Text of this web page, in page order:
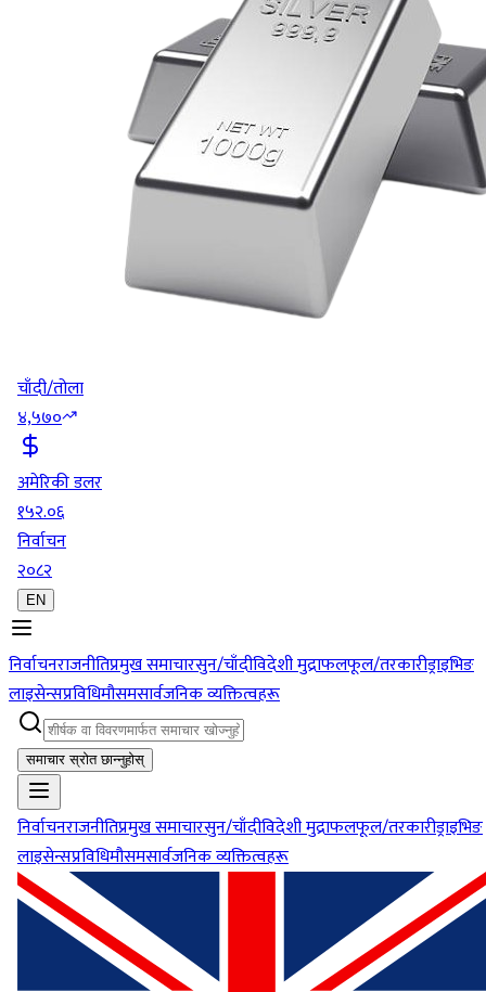
चाँदी/तोला
४,५७०
अमेरिकी डलर
१५२.०६
निर्वाचन
२०८२
EN
निर्वाचनराजनीतिप्रमुख समाचारसुन/चाँदीविदेशी मुद्राफलफूल/तरकारीड्राइभिङ
लाइसेन्सप्रविधिमौसमसार्वजनिक व्यक्तित्वहरू
समाचार स्रोत छान्नुहोस्
निर्वाचनराजनीतिप्रमुख समाचारसुन/चाँदीविदेशी मुद्राफलफूल/तरकारीड्राइभिङ
लाइसेन्सप्रविधिमौसमसार्वजनिक व्यक्तित्वहरू